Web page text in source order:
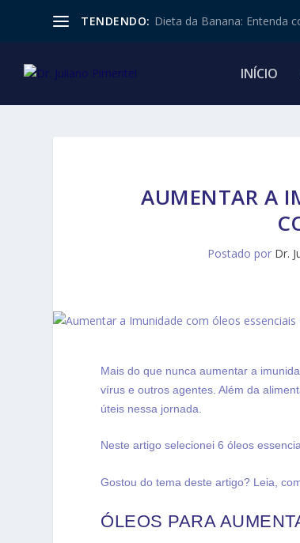
TENDENDO: Dieta da Banana: Entenda
INÍCIO
AUMENTAR A
Postado por Dr.
Mais do que nunca aumentar a
vírus e outros agentes. Além da
úteis nessa jornada.
Neste artigo selecionei 6 óleos
Gostou do tema deste artigo? Leia,
ÓLEOS PARA